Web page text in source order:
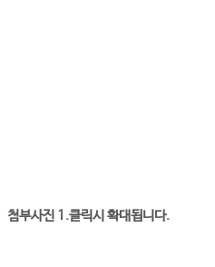
첨부사진 1.클릭시 확대됩니다.